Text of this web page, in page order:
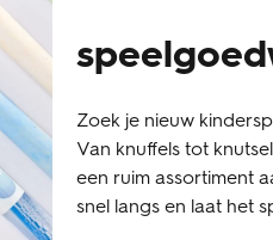
Zoek je nieuw
Van knuffels tot
een ruim assortiment
snel langs en laat het